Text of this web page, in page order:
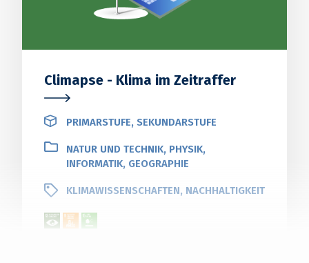
Climapse - Klima im Zeitraffer
PRIMARSTUFE, SEKUNDARSTUFE
NATUR UND TECHNIK, PHYSIK,
INFORMATIK, GEOGRAPHIE
KLIMAWISSENSCHAFTEN, NACHHALTIGKEIT